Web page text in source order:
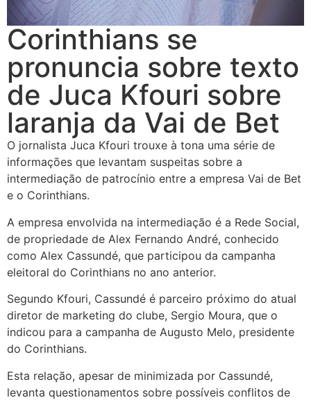
Corinthians se
pronuncia sobre texto
de Juca Kfouri sobre
laranja da Vai de Bet
O jornalista Juca Kfouri trouxe à tona uma série de
informações que levantam suspeitas sobre a
intermediação de patrocínio entre a empresa Vai de Bet
e o Corinthians.
A empresa envolvida na intermediação é a Rede Social,
de propriedade de Alex Fernando André, conhecido
como Alex Cassundé, que participou da campanha
eleitoral do Corinthians no ano anterior.
Segundo Kfouri, Cassundé é parceiro próximo do atual
diretor de marketing do clube, Sergio Moura, que o
indicou para a campanha de Augusto Melo, presidente
do Corinthians.
Esta relação, apesar de minimizada por Cassundé,
levanta questionamentos sobre possíveis conflitos de